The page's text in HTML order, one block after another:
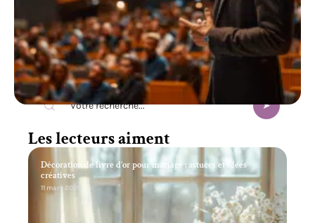
Recherche
Les lecteurs aiment
Décoration de livre d’or pour mariage : astuces et idées
créatives
11 mars 2026